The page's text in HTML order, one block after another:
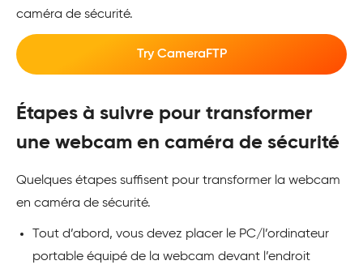
caméra de sécurité.
Try CameraFTP
Étapes à suivre pour transformer
une webcam en caméra de sécurité
Quelques étapes suffisent pour transformer la webcam
en caméra de sécurité.
Tout d’abord, vous devez placer le PC/l’ordinateur
portable équipé de la webcam devant l’endroit